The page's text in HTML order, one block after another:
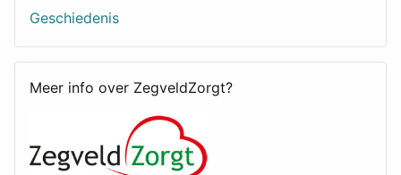
Geschiedenis
Meer info over ZegveldZorgt?